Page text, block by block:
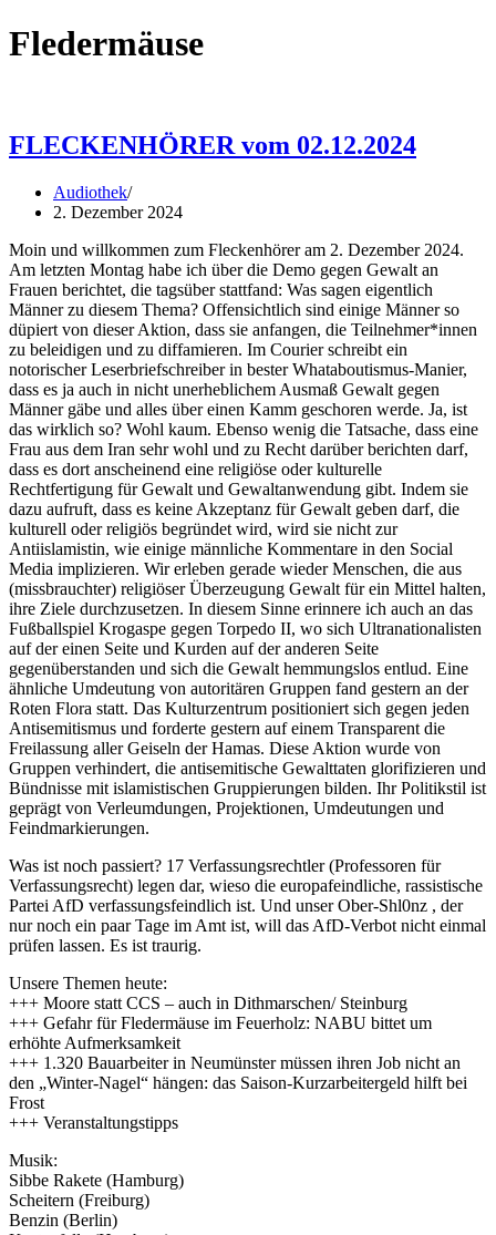
Fledermäuse
FLECKENHÖRER vom 02.12.2024
Audiothek
2. Dezember 2024
Moin und willkommen zum Fleckenhörer am 2. Dezember 2024.
Am letzten Montag habe ich über die Demo gegen Gewalt an
Frauen berichtet, die tagsüber stattfand: Was sagen eigentlich
Männer zu diesem Thema? Offensichtlich sind einige Männer so
düpiert von dieser Aktion, dass sie anfangen, die Teilnehmer*innen
zu beleidigen und zu diffamieren. Im Courier schreibt ein
notorischer Leserbriefschreiber in bester Whataboutismus-Manier,
dass es ja auch in nicht unerheblichem Ausmaß Gewalt gegen
Männer gäbe und alles über einen Kamm geschoren werde. Ja, ist
das wirklich so? Wohl kaum. Ebenso wenig die Tatsache, dass eine
Frau aus dem Iran sehr wohl und zu Recht darüber berichten darf,
dass es dort anscheinend eine religiöse oder kulturelle
Rechtfertigung für Gewalt und Gewaltanwendung gibt. Indem sie
dazu aufruft, dass es keine Akzeptanz für Gewalt geben darf, die
kulturell oder religiös begründet wird, wird sie nicht zur
Antiislamistin, wie einige männliche Kommentare in den Social
Media implizieren. Wir erleben gerade wieder Menschen, die aus
(missbrauchter) religiöser Überzeugung Gewalt für ein Mittel halten,
ihre Ziele durchzusetzen. In diesem Sinne erinnere ich auch an das
Fußballspiel Krogaspe gegen Torpedo II, wo sich Ultranationalisten
auf der einen Seite und Kurden auf der anderen Seite
gegenüberstanden und sich die Gewalt hemmungslos entlud. Eine
ähnliche Umdeutung von autoritären Gruppen fand gestern an der
Roten Flora statt. Das Kulturzentrum positioniert sich gegen jeden
Antisemitismus und forderte gestern auf einem Transparent die
Freilassung aller Geiseln der Hamas. Diese Aktion wurde von
Gruppen verhindert, die antisemitische Gewalttaten glorifizieren und
Bündnisse mit islamistischen Gruppierungen bilden. Ihr Politikstil ist
geprägt von Verleumdungen, Projektionen, Umdeutungen und
Feindmarkierungen.
Was ist noch passiert? 17 Verfassungsrechtler (Professoren für
Verfassungsrecht) legen dar, wieso die europafeindliche, rassistische
Partei AfD verfassungsfeindlich ist. Und unser Ober-Shl0nz , der
nur noch ein paar Tage im Amt ist, will das AfD-Verbot nicht einmal
prüfen lassen. Es ist traurig.
Unsere Themen heute:
+++ Moore statt CCS – auch in Dithmarschen/ Steinburg
+++ Gefahr für Fledermäuse im Feuerholz: NABU bittet um
erhöhte Aufmerksamkeit
+++ 1.320 Bauarbeiter in Neumünster müssen ihren Job nicht an
den „Winter-Nagel“ hängen: das Saison-Kurzarbeitergeld hilft bei
Frost
+++ Veranstaltungstipps
Musik:
Sibbe Rakete (Hamburg)
Scheitern (Freiburg)
Benzin (Berlin)